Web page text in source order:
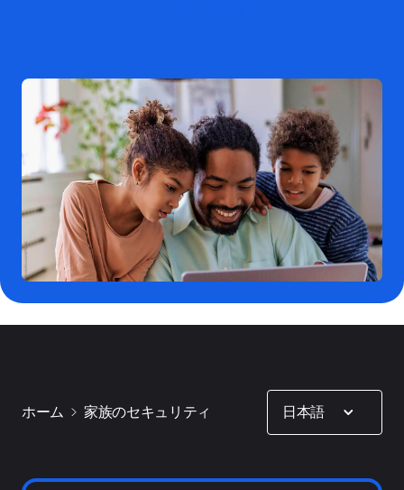
ホーム 家族のセキュリティ 日本語
Show options